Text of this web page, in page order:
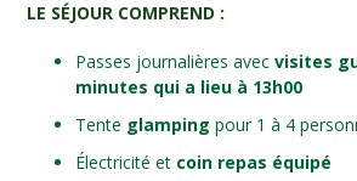
LE SÉJOUR COMPREND :
Passes journalières avec visites
minutes qui a lieu à 13h00
Tente glamping pour 1 à 4
Électricité et coin repas équipé